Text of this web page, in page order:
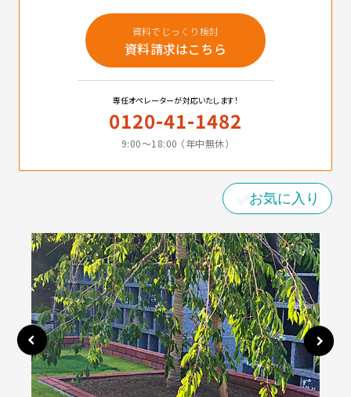
資料でじっくり検討
資料請求はこちら
専任オペレーターが対応いたします！
0120-41-1482
9:00〜18:00 （年中無休）
お気に入り